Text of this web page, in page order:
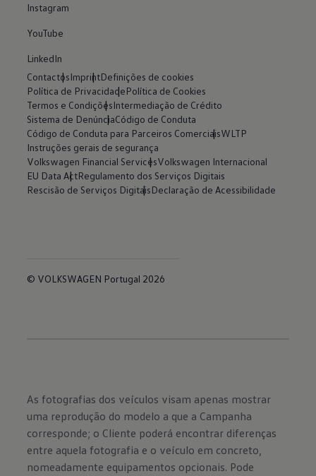
Instagram
YouTube
LinkedIn
ContactosImprintDefinições de cookies
Política de PrivacidadePolítica de Cookies
Termos e CondiçõesIntermediação de Crédito
Sistema de DenúnciaCódigo de Conduta
Código de Conduta para Parceiros ComerciaisWLTP
Instruções gerais de segurança
Volkswagen Financial ServicesVolkswagen Internacional
EU Data ActRegulamento dos Serviços Digitais
Rescisão de Serviços DigitaisDeclaração de Acessibilidade
© VOLKSWAGEN Portugal 2026
As fotografias dos veículos visam apenas mostrar
uma reprodução do modelo a que a Campanha
corresponde; o Cliente poderá encontrar diferenças
entre aquela fotografia e o veículo em concreto,
nomeadamente equipamentos opcionais. Pode